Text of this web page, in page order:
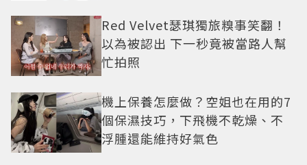
Red Velvet瑟琪獨旅糗事笑翻！
以為被認出 下一秒竟被當路人幫
忙拍照
機上保養怎麼做？空姐也在用的7
個保濕技巧，下飛機不乾燥、不
浮腫還能維持好氣色